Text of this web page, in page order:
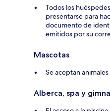
Todos los
presentarse para
documento de
emitidos por su
Mascotas
Se aceptan
Alberca, spa y